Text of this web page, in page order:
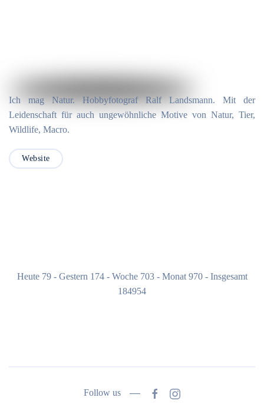
Ich mag Natur. Hobbyfotograf Ralf Landsmann. Mit der
Leidenschaft für auch ungewöhnliche Motive von Natur, Tier,
Wildlife, Macro.
Website
Heute 79 - Gestern 174 - Woche 703 - Monat 970 - Insgesamt
184954
Follow us